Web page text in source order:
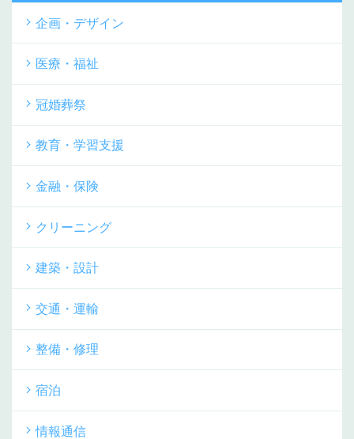
企画・デザイン
医療・福祉
冠婚葬祭
教育・学習支援
金融・保険
クリーニング
建築・設計
交通・運輸
整備・修理
宿泊
情報通信